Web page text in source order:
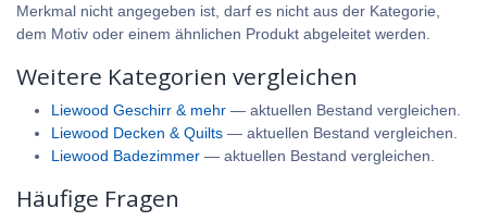
Merkmal nicht angegeben ist, darf es nicht aus der Kategorie,
dem Motiv oder einem ähnlichen Produkt abgeleitet werden.
Weitere Kategorien vergleichen
Liewood Geschirr & mehr — aktuellen Bestand vergleichen.
Liewood Decken & Quilts — aktuellen Bestand vergleichen.
Liewood Badezimmer — aktuellen Bestand vergleichen.
Häufige Fragen